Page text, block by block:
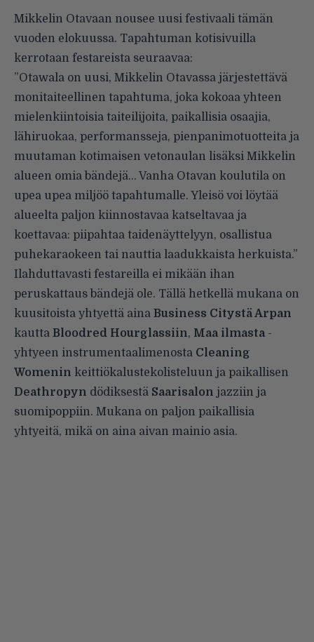
Mikkelin Otavaan nousee uusi festivaali tämän
vuoden elokuussa. Tapahtuman kotisivuilla
kerrotaan festareista seuraavaa:
”Otawala on uusi, Mikkelin Otavassa järjestettävä
monitaiteellinen tapahtuma, joka kokoaa yhteen
mielenkiintoisia taiteilijoita, paikallisia osaajia,
lähiruokaa, performansseja, pienpanimotuotteita ja
muutaman kotimaisen vetonaulan lisäksi Mikkelin
alueen omia bändejä… Vanha Otavan koulutila on
upea upea miljöö tapahtumalle. Yleisö voi löytää
alueelta paljon kiinnostavaa katseltavaa ja
koettavaa: piipahtaa taidenäyttelyyn, osallistua
puhekaraokeen tai nauttia laadukkaista herkuista.”
Ilahduttavasti festareilla ei mikään ihan
peruskattaus bändejä ole. Tällä hetkellä mukana on
kuusitoista yhtyettä aina Business Citystä Arpan
kautta Bloodred Hourglassiin, Maa ilmasta -
yhtyeen instrumentaalimenosta Cleaning
Womenin keittiökalustekolisteluun ja paikallisen
Deathropyn dödiksestä Saarisalon jazziin ja
suomipoppiin. Mukana on paljon paikallisia
yhtyeitä, mikä on aina aivan mainio asia.